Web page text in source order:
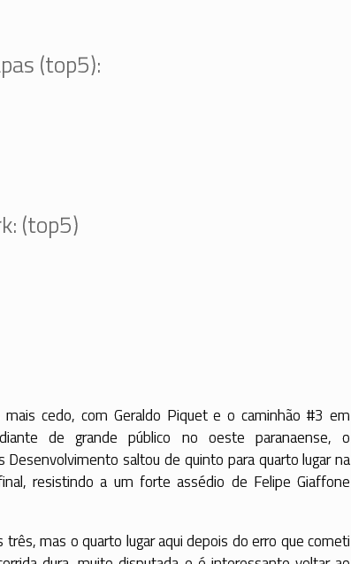
(top5):
(top5)
cedo, com Geraldo Piquet e o caminhão #3 em
de grande público no oeste paranaense, o
saltou de quinto para quarto lugar na
resistindo a um forte assédio de Felipe Giaffone
mas o quarto lugar aqui depois do erro que cometi